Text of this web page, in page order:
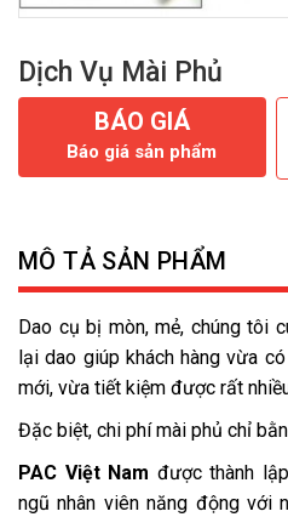
Dịch Vụ Mài Phủ
BÁO GIÁ
Báo giá sản phẩm
MÔ TẢ SẢN PHẨM
Dao cụ bị mòn, mẻ, chúng tôi
lại dao giúp khách hàng vừa
mới, vừa tiết kiệm được rất
Đặc biệt, chi phí mài phủ chỉ
PAC Việt Nam được thành
ngũ nhân viên năng động với